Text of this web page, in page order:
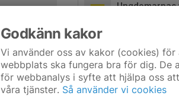
12 nov 2022
Godkänn kakor
Vi använder oss av kakor (cookies)
webbplats ska fungera bra för dig. De
för webbanalys i syfte att hjälpa oss
våra tjänster. Så använder vi cookies